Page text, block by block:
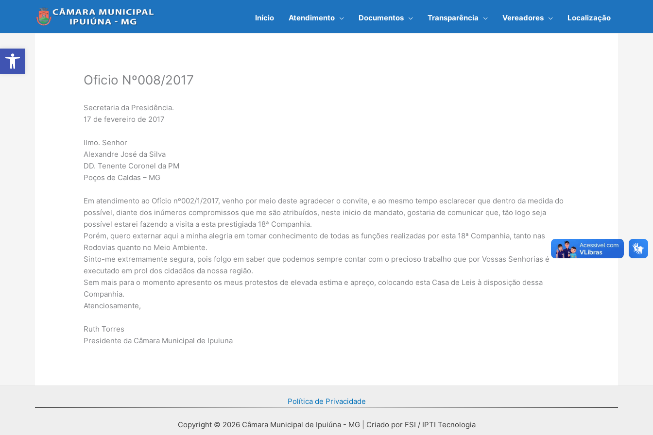
Abrir a barra de ferramentas
Início Atendimento Documentos Transparência Vereadores Localização
Oficio Nº008/2017
Secretaria da Presidência.
17 de fevereiro de 2017
Ilmo. Senhor
Alexandre José da Silva
DD. Tenente Coronel da PM
Poços de Caldas – MG
Em atendimento ao Ofício nº002/1/2017, venho por meio deste agradecer o convite, e ao mesmo tempo esclarecer que dentro da medida do
possível, diante dos inúmeros compromissos que me são atribuídos, neste inicio de mandato, gostaria de comunicar que, tão logo seja
possível estarei fazendo a visita a esta prestigiada 18ª Companhia.
Porém, quero externar aqui a minha alegria em tomar conhecimento de todas as funções realizadas por esta 18ª Companhia, tanto nas
Rodovias quanto no Meio Ambiente.
Sinto-me extremamente segura, pois folgo em saber que podemos sempre contar com o precioso trabalho que por Vossas Senhorias é
executado em prol dos cidadãos da nossa região.
Sem mais para o momento apresento os meus protestos de elevada estima e apreço, colocando esta Casa de Leis à disposição dessa
Companhia.
Atenciosamente,
Ruth Torres
Presidente da Câmara Municipal de Ipuiuna
Política de Privacidade
Copyright © 2026 Câmara Municipal de Ipuiúna - MG | Criado por FSI / IPTI Tecnologia